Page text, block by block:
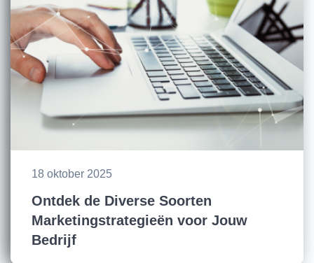
18 oktober 2025
Ontdek de Diverse Soorten
Marketingstrategieën voor Jouw
Bedrijf